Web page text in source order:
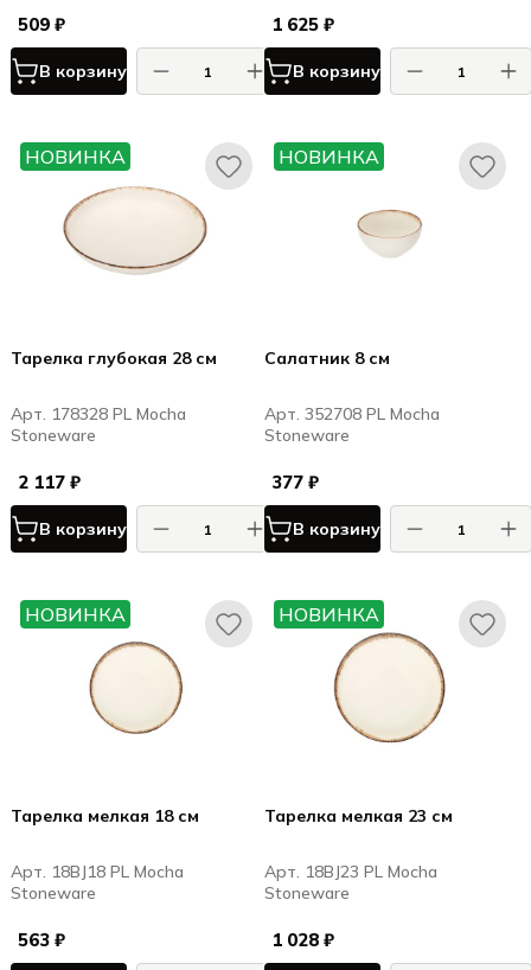
509 ₽
В корзину
1 625 ₽
В корзину
НОВИНКА
Тарелка глубокая 28 см
Арт. 178328 PL Mocha
Stoneware
2 117 ₽
В корзину
НОВИНКА
Салатник 8 см
Арт. 352708 PL Mocha
Stoneware
377 ₽
В корзину
НОВИНКА
Тарелка мелкая 18 см
Арт. 18BJ18 PL Mocha
Stoneware
563 ₽
НОВИНКА
Тарелка мелкая 23 см
Арт. 18BJ23 PL Mocha
Stoneware
1 028 ₽